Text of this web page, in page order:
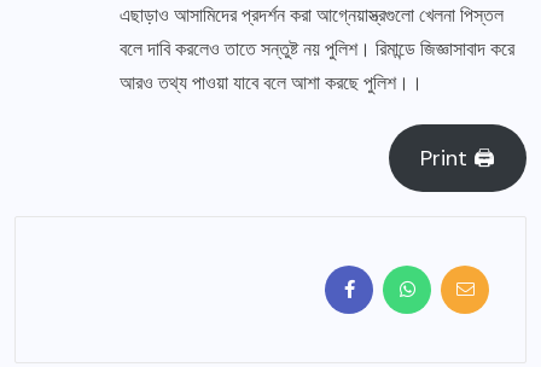
এছাড়াও আসামিদের প্রদর্শন করা আগ্নেয়াস্ত্রগুলো খেলনা পিস্তল
বলে দাবি করলেও তাতে সন্তুষ্ট নয় পুলিশ। রিমান্ডে জিজ্ঞাসাবাদ করে
আরও তথ্য পাওয়া যাবে বলে আশা করছে পুলিশ।।
Print 🖨